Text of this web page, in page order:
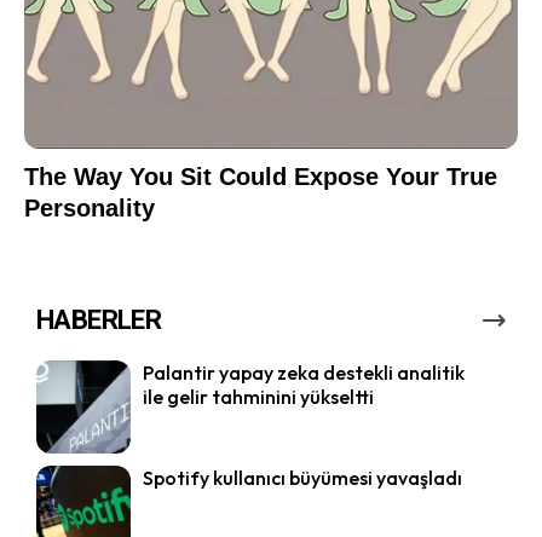
HABERLER
Palantir yapay zeka destekli analitik
ile gelir tahminini yükseltti
Spotify kullanıcı büyümesi yavaşladı